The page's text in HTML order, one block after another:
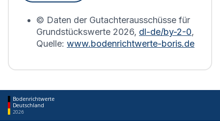
© Daten der Gutachterausschüsse für
Grundstückswerte 2026, dl-de/by-2-0,
Quelle: www.bodenrichtwerte-boris.de
Bodenrichtwerte
Deutschland
2026